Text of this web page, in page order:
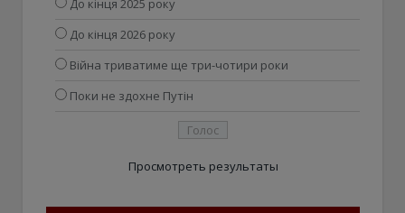
До кінця 2025 року
До кінця 2026 року
Війна триватиме ще три-чотири роки
Поки не здохне Путін
Просмотреть результаты